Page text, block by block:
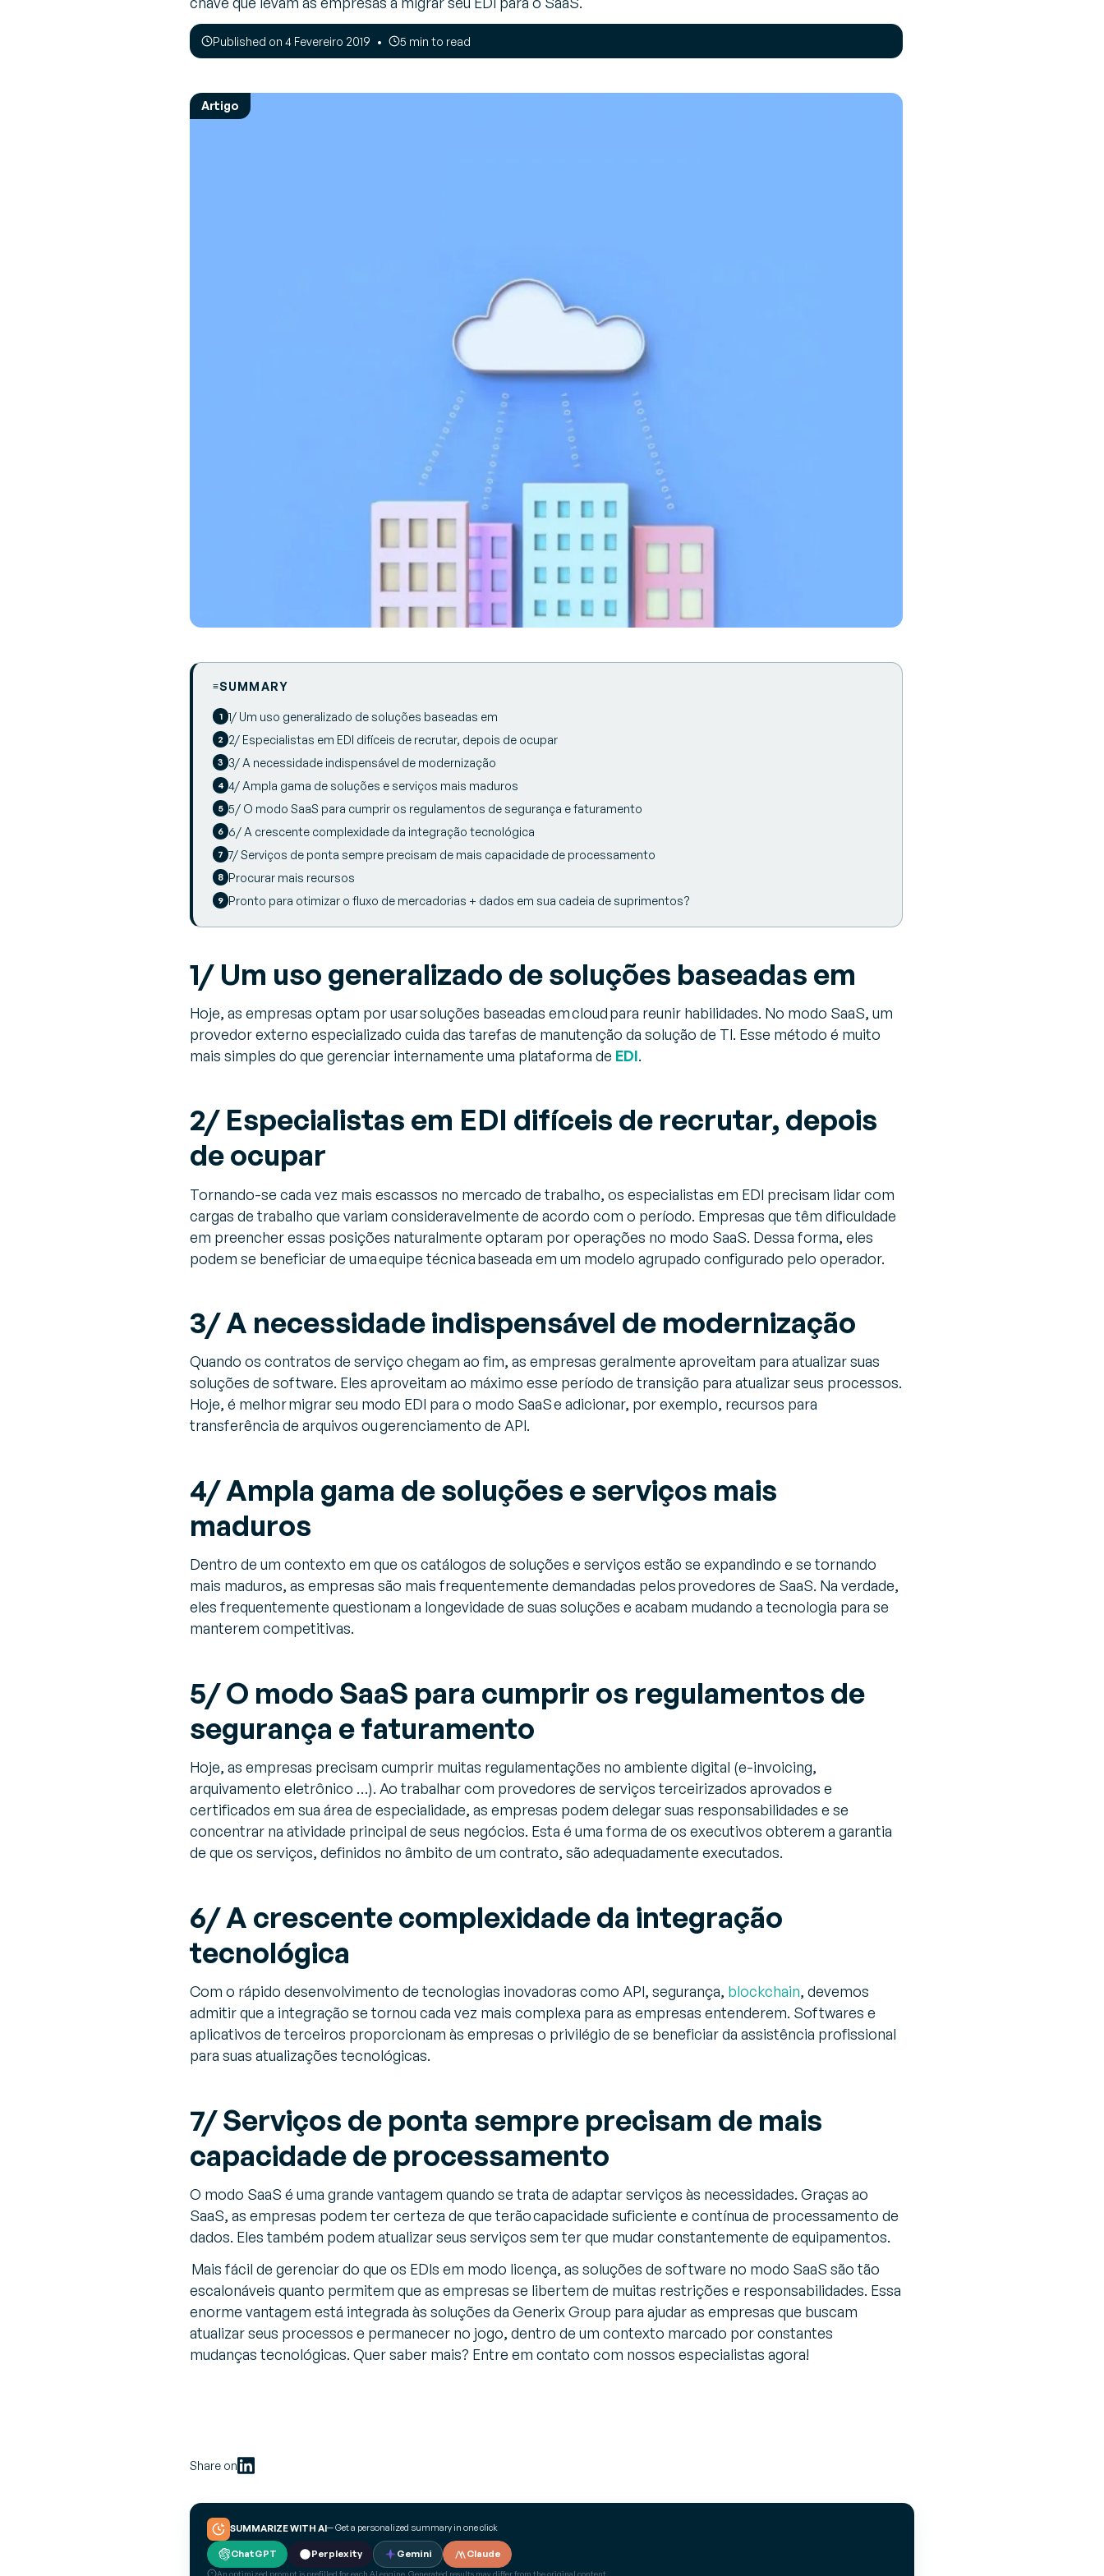
Vendor Managed Inventory
(VMI)
Gerencie seus abastecimentos
Sobre a Generix
Descubra quem nós somos
Opinião de Especialista
Perspectivas e recomendações de
especialistas sobre desafios da indústria e
Published on 4 Fevereiro 2019 5 min to read
Artigo
SUMMARY
1/ Um uso generalizado de soluções baseadas em
2/ Especialistas em EDI difíceis de recrutar, depois de ocupar
3/ A necessidade indispensável de modernização
4/ Ampla gama de soluções e serviços mais maduros
5/ O modo SaaS para cumprir os regulamentos de segurança e faturamento
6/ A crescente complexidade da integração tecnológica
7/ Serviços de ponta sempre precisam de mais capacidade de processamento
Procurar mais recursos
Pronto para otimizar o fluxo de mercadorias + dados em sua cadeia de suprimentos?
1/ Um uso generalizado de soluções baseadas em
Hoje, as empresas optam por usar soluções baseadas em cloud para reunir habilidades. No modo SaaS, um
provedor externo especializado cuida das tarefas de manutenção da solução de TI. Esse método é muito
mais simples do que gerenciar internamente uma plataforma de EDI.
2/ Especialistas em EDI difíceis de recrutar, depois
de ocupar
Tornando-se cada vez mais escassos no mercado de trabalho, os especialistas em EDI precisam lidar com
cargas de trabalho que variam consideravelmente de acordo com o período. Empresas que têm dificuldade
em preencher essas posições naturalmente optaram por operações no modo SaaS. Dessa forma, eles
podem se beneficiar de uma equipe técnica baseada em um modelo agrupado configurado pelo operador.
3/ A necessidade indispensável de modernização
Quando os contratos de serviço chegam ao fim, as empresas geralmente aproveitam para atualizar suas
soluções de software. Eles aproveitam ao máximo esse período de transição para atualizar seus processos.
Hoje, é melhor migrar seu modo EDI para o modo SaaS e adicionar, por exemplo, recursos para
transferência de arquivos ou gerenciamento de API.
4/ Ampla gama de soluções e serviços mais
maduros
Dentro de um contexto em que os catálogos de soluções e serviços estão se expandindo e se tornando
mais maduros, as empresas são mais frequentemente demandadas pelos provedores de SaaS. Na verdade,
eles frequentemente questionam a longevidade de suas soluções e acabam mudando a tecnologia para se
manterem competitivas.
5/ O modo SaaS para cumprir os regulamentos de
segurança e faturamento
Hoje, as empresas precisam cumprir muitas regulamentações no ambiente digital (e-invoicing,
arquivamento eletrônico …). Ao trabalhar com provedores de serviços terceirizados aprovados e
certificados em sua área de especialidade, as empresas podem delegar suas responsabilidades e se
concentrar na atividade principal de seus negócios. Esta é uma forma de os executivos obterem a garantia
de que os serviços, definidos no âmbito de um contrato, são adequadamente executados.
6/ A crescente complexidade da integração
tecnológica
Com o rápido desenvolvimento de tecnologias inovadoras como API, segurança, blockchain, devemos
admitir que a integração se tornou cada vez mais complexa para as empresas entenderem. Softwares e
aplicativos de terceiros proporcionam às empresas o privilégio de se beneficiar da assistência profissional
para suas atualizações tecnológicas.
7/ Serviços de ponta sempre precisam de mais
capacidade de processamento
O modo SaaS é uma grande vantagem quando se trata de adaptar serviços às necessidades. Graças ao
SaaS, as empresas podem ter certeza de que terão capacidade suficiente e contínua de processamento de
dados. Eles também podem atualizar seus serviços sem ter que mudar constantemente de equipamentos.
Mais fácil de gerenciar do que os EDIs em modo licença, as soluções de software no modo SaaS são tão
escalonáveis quanto permitem que as empresas se libertem de muitas restrições e responsabilidades. Essa
enorme vantagem está integrada às soluções da Generix Group para ajudar as empresas que buscam
atualizar seus processos e permanecer no jogo, dentro de um contexto marcado por constantes
mudanças tecnológicas. Quer saber mais? Entre em contato com nossos especialistas agora!
Share on
SUMMARIZE WITH AI— Get a personalized summary in one click
ChatGPT Perplexity Gemini Claude
An optimized prompt is prefilled for each AI engine. Generated results may differ from the original content.